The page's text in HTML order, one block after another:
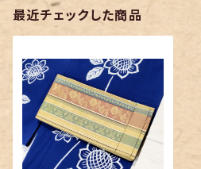
最近チェックした商品